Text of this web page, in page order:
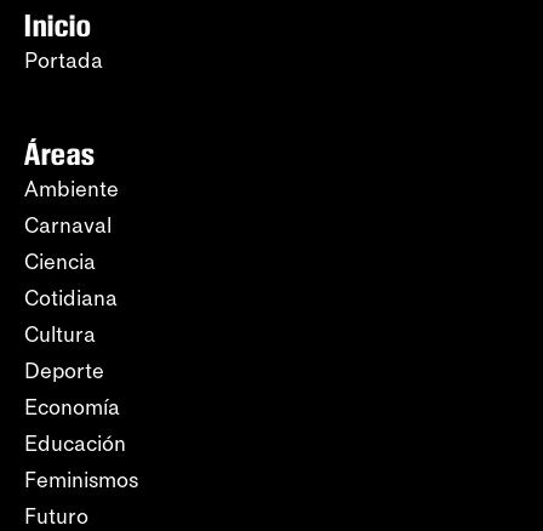
Inicio
Portada
Áreas
Ambiente
Carnaval
Ciencia
Cotidiana
Cultura
Deporte
Economía
Educación
Feminismos
Futuro